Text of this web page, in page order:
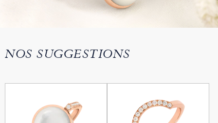
NOS SUGGESTIONS